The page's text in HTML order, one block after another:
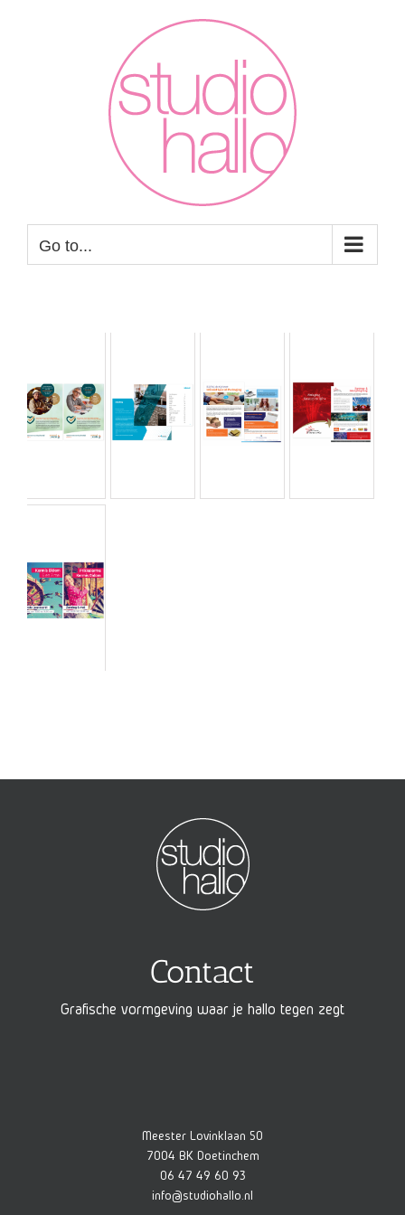
Go to...
Contact
Grafische vormgeving waar je hallo tegen zegt
Meester Lovinklaan 50
7004 BK Doetinchem
06 47 49 60 93
info@studiohallo.nl